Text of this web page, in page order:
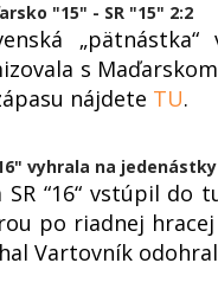
"15" - SR "15" 2:2
s
nájdete TU.
vyhrala na jedenástky
SR “16“ vstúpil do
po riadnej hracej
Vartovník